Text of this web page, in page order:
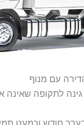
עם מנוף
לתקופה שאינה